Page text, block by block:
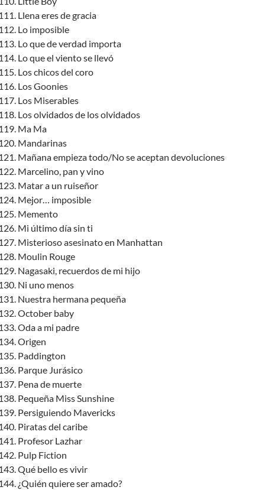
Llena eres de gracia
Lo imposible
Lo que de verdad importa
Lo que el viento se llevó
Los chicos del coro
Los Goonies
Los Miserables
Los olvidados de los olvidados
Ma Ma
Mandarinas
Mañana empieza todo/No se aceptan devoluciones
Marcelino, pan y vino
Matar a un ruiseñor
Mejor… imposible
Memento
Mi último día sin ti
Misterioso asesinato en Manhattan
Moulin Rouge
Nagasaki, recuerdos de mi hijo
Ni uno menos
Nuestra hermana pequeña
October baby
Oda a mi padre
Origen
Paddington
Parque Jurásico
Pena de muerte
Pequeña Miss Sunshine
Persiguiendo Mavericks
Piratas del caribe
Profesor Lazhar
Pulp Fiction
Qué bello es vivir
¿Quién quiere ser amado?